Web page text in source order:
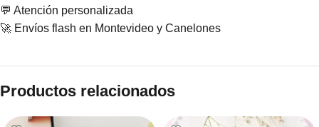
💬 Atención personalizada
🚀 Envíos flash en Montevideo y Canelones
Productos relacionados